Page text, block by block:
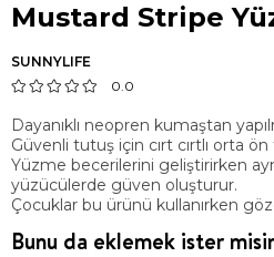
Mustard Stripe
SUNNYLIFE
0.0
Dayanıklı neopren kumaştan
Güvenli tutuş için cırt cırtlı orta
Yüzme becerilerini geliştirirken
yüzücülerde güven oluşturur.
Çocuklar bu ürünü kullanırken
Bunu da eklemek ister